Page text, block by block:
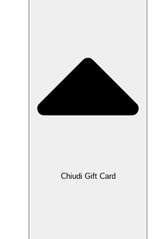
Chiudi Gift Card